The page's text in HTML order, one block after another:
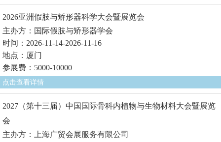
2026亚洲假肢与矫形器科学大会暨展览会
主办方：国际假肢与矫形器学会
时间：2026-11-14-2026-11-16
地点：厦门
参展费：5000-10000
点击查看详情
2027（第十三届）中国国际骨科内植物与生物材料大会暨展览
会
主办方：上海广贸会展服务有限公司